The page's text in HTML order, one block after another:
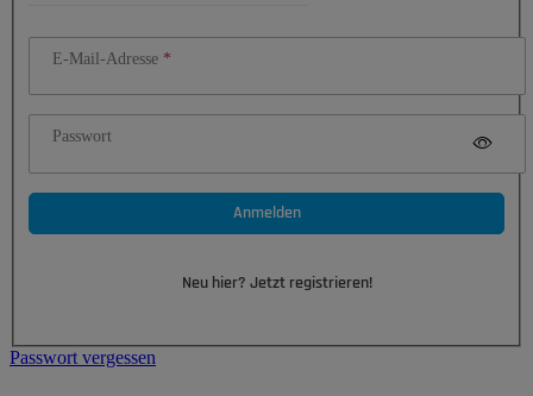
E-Mail-Adresse
Passwort
Anmelden
Neu hier? Jetzt registrieren!
Passwort vergessen